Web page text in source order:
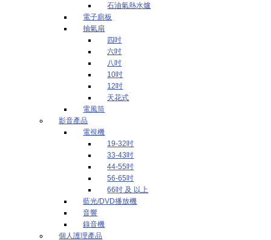
石油氣熱水爐
電子廁板
抽氣扇
四吋
六吋
八吋
10吋
12吋
天花式
電風筒
影音產品
電視機
19-32吋
33-43吋
44-55吋
56-65吋
66吋 及 以上
藍光/DVD播放機
音響
錄音機
個人護理產品